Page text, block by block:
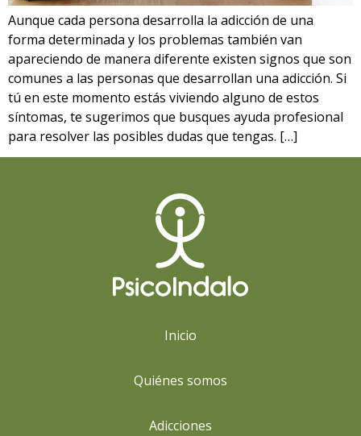
Aunque cada persona desarrolla la adicción de una
forma determinada y los problemas también van
apareciendo de manera diferente existen signos que son
comunes a las personas que desarrollan una adicción. Si
tú en este momento estás viviendo alguno de estos
síntomas, te sugerimos que busques ayuda profesional
para resolver las posibles dudas que tengas. […]
Inicio
Quiénes somos
Adicciones